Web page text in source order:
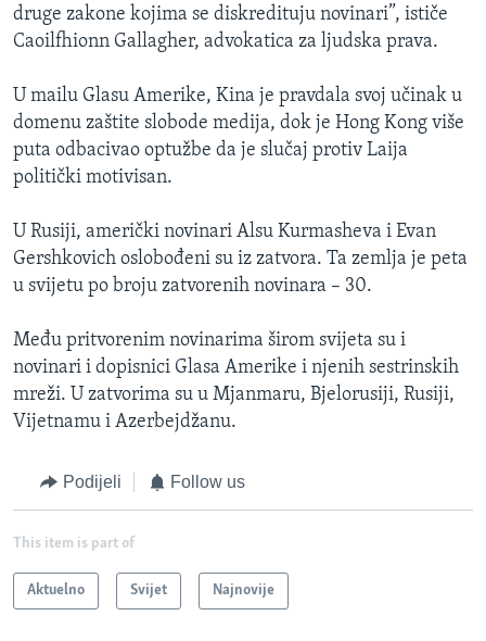
druge zakone kojima se diskredituju novinari”, ističe
Caoilfhionn Gallagher, advokatica za ljudska prava.
U mailu Glasu Amerike, Kina je pravdala svoj učinak u
domenu zaštite slobode medija, dok je Hong Kong više
puta odbacivao optužbe da je slučaj protiv Laija
politički motivisan.
U Rusiji, američki novinari Alsu Kurmasheva i Evan
Gershkovich oslobođeni su iz zatvora. Ta zemlja je peta
u svijetu po broju zatvorenih novinara – 30.
Među pritvorenim novinarima širom svijeta su i
novinari i dopisnici Glasa Amerike i njenih sestrinskih
mreži. U zatvorima su u Mjanmaru, Bjelorusiji, Rusiji,
Vijetnamu i Azerbejdžanu.
Podijeli Follow us
This item is part of
Aktuelno Svijet Najnovije